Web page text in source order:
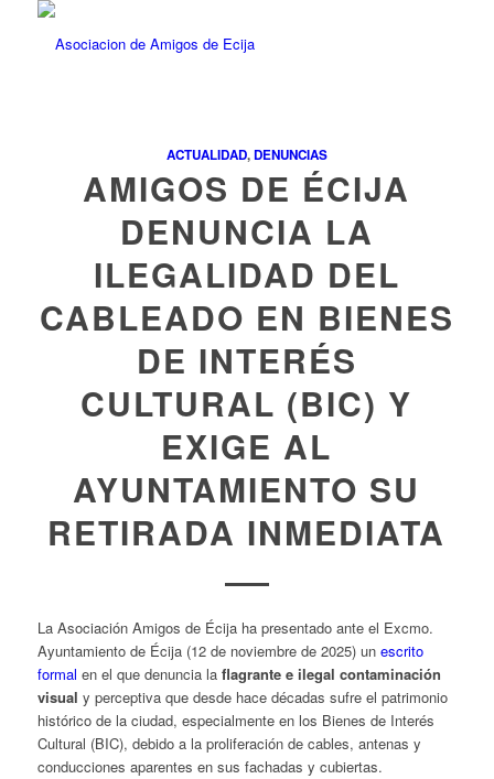
ACTUALIDAD,DENUNCIAS
AMIGOS DE ÉCIJA
DENUNCIA LA
ILEGALIDAD DEL
CABLEADO EN BIENES
DE INTERÉS
CULTURAL (BIC) Y
EXIGE AL
AYUNTAMIENTO SU
RETIRADA INMEDIATA
La Asociación Amigos de Écija ha presentado ante el Excmo.
Ayuntamiento de Écija (12 de noviembre de 2025) un escrito
formal en el que denuncia la flagrante e ilegal contaminación
visual y perceptiva que desde hace décadas sufre el patrimonio
histórico de la ciudad, especialmente en los Bienes de Interés
Cultural (BIC), debido a la proliferación de cables, antenas y
conducciones aparentes en sus fachadas y cubiertas.